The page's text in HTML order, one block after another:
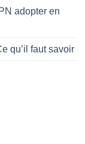
adopter en
qu’il faut savoir